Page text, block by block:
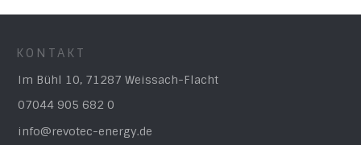
KONTAKT
Im Bühl 10, 71287 Weissach-Flacht
07044 905 682 0
info@revotec-energy.de